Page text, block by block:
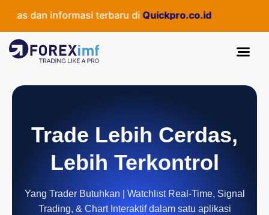
dan informasi terbaru diQuickpro.co.id
Trade Lebih Cerdas,
Lebih Terkontrol
Yang Trader Butuhkan | Watchlist Real-Time, Signal
Trading, & Chart Interaktif dalam satu aplikasi